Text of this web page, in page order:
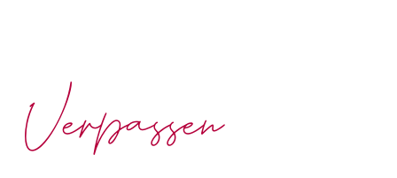
Verpassen